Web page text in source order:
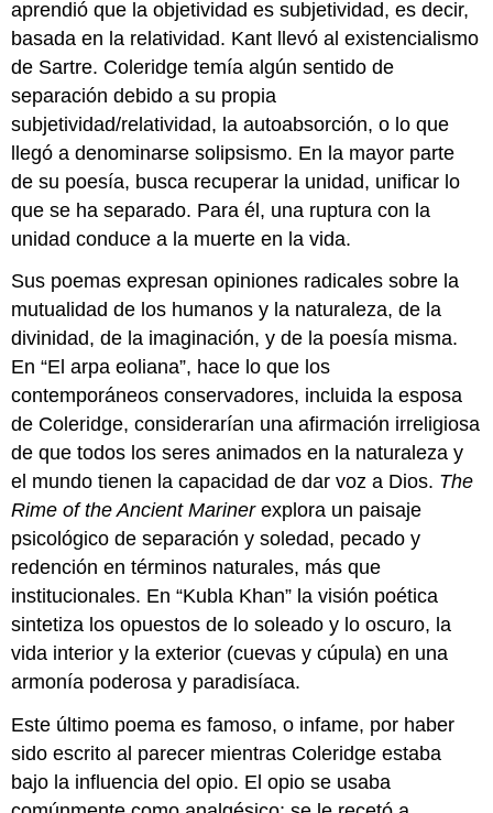
aprendió que la objetividad es subjetividad, es decir,
basada en la relatividad. Kant llevó al existencialismo
de Sartre. Coleridge temía algún sentido de
separación debido a su propia
subjetividad/relatividad, la autoabsorción, o lo que
llegó a denominarse solipsismo. En la mayor parte
de su poesía, busca recuperar la unidad, unificar lo
que se ha separado. Para él, una ruptura con la
unidad conduce a la muerte en la vida.
Sus poemas expresan opiniones radicales sobre la
mutualidad de los humanos y la naturaleza, de la
divinidad, de la imaginación, y de la poesía misma.
En “El arpa eoliana”, hace lo que los
contemporáneos conservadores, incluida la esposa
de Coleridge, considerarían una afirmación irreligiosa
de que todos los seres animados en la naturaleza y
el mundo tienen la capacidad de dar voz a Dios. The
Rime of the Ancient Marinerexplora un paisaje
psicológico de separación y soledad, pecado y
redención en términos naturales, más que
institucionales. En “Kubla Khan” la visión poética
sintetiza los opuestos de lo soleado y lo oscuro, la
vida interior y la exterior (cuevas y cúpula) en una
armonía poderosa y paradisíaca.
Este último poema es famoso, o infame, por haber
sido escrito al parecer mientras Coleridge estaba
bajo la influencia del opio. El opio se usaba